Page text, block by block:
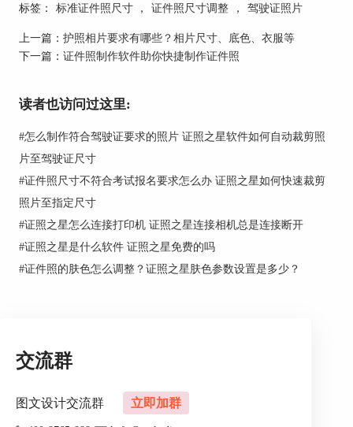
的驾驶证照片全是我们自己拍，再也不用找别人
809503244。
标签： 标准证件照尺寸 ， 证件照尺寸调整 ， 驾驶证照片
上一篇： 护照相片要求有哪些？相片尺寸、底色、衣服等
下一篇： 证件照制作软件助你快捷制作证件照
读者也访问过这里:
#怎么制作符合驾驶证要求的照片 证照之星软件如何自动裁剪照
片至驾驶证尺寸
#证件照尺寸不符合考试报名要求怎么办 证照之星如何快速裁剪
照片至指定尺寸
#证照之星怎么连接打印机 证照之星连接相机总是连接断开
#证照之星是什么软件 证照之星免费的吗
#证件照的肤色怎么调整？证照之星肤色参数设置是多少？
交流群
图文设计交流群 立即加群